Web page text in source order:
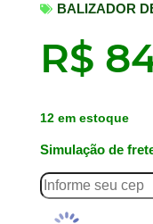
BALIZADOR
R$
12 em estoque
Simulação de